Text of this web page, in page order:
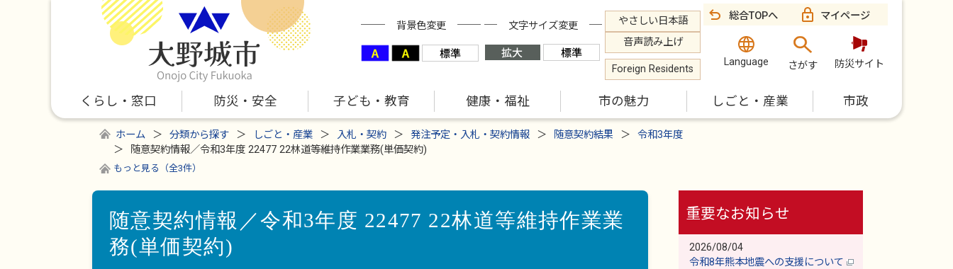
背景色変更 文字サイズ変更
やさしい日本語
音声読み上げ
Foreign Residents
総合TOPへ マイページ
Language さがす 防災サイト
くらし・窓口 防災・安全 子ども・教育 健康・福祉 市の魅力 しごと・産業 市政
ホーム 分類から探す しごと・産業 入札・契約 発注予定・入札・契約情報 随意契約結果
令和3年度
随意契約情報／令和3年度 22477 22林道等維持作業業務(単価契約)
もっと見る（全3件）
随意契約情報／令和3年度 22477 22林道等維持作業業
務(単価契約)
重要なお知らせ
2026/08/04
令和8年熊本地震への支援について